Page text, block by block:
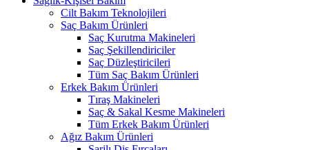
Cilt Bakım Teknolojileri
Saç Bakım Ürünleri
Saç Kurutma Makineleri
Saç Şekillendiriciler
Saç Düzleştiricileri
Tüm Saç Bakım Ürünleri
Erkek Bakım Ürünleri
Tıraş Makineleri
Saç & Sakal Kesme Makineleri
Tüm Erkek Bakım Ürünleri
Ağız Bakım Ürünleri